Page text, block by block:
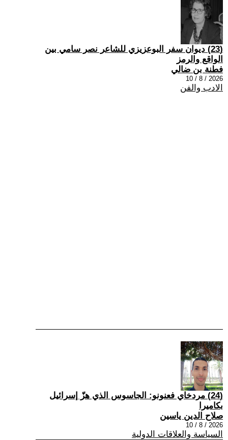
(23) ديوان سفر البوعزيزي للشاعر نصر سامي بين
الواقع والرمز
فطنة بن ضالي
2026 / 8 / 10
الادب والفن
(24) مردخاي فعنونو: الجاسوس الذي هزّ إسرائيل
بكاميرا
صلاح الدين ياسين
2026 / 8 / 10
السياسة والعلاقات الدولية